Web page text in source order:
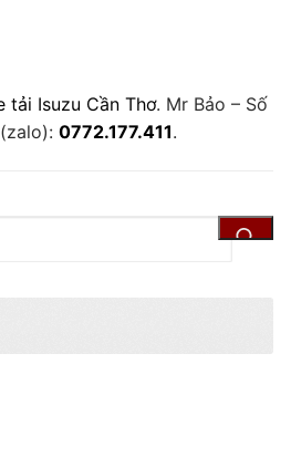
tải Isuzu Cần Thơ. Mr Bảo – Số
0772.177.411.